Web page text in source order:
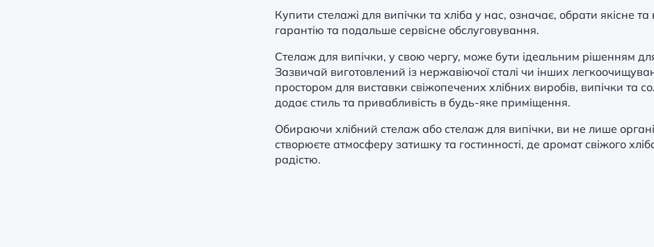
Купити стелажі для випічки та хліба у нас, означає, обрати якісне
гарантію та подальше сервісне обслуговування.
Стелаж для випічки, у свою чергу, може бути ідеальним рішенням
Зазвичай виготовлений із нержавіючої сталі чи інших
простором для виставки свіжопечених хлібних виробів, випічки та
додає стиль та привабливість в будь-яке приміщення.
Обираючи хлібний стелаж або стелаж для випічки, ви не лише
створюєте атмосферу затишку та гостинності, де аромат свіжого
радістю.